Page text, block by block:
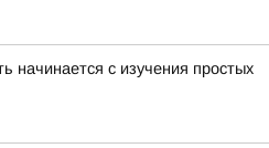
начинается с изучения простых